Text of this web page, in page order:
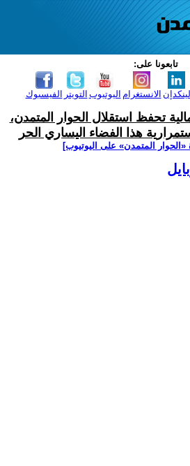
تابعونا على:
الفيسبوك التويتر اليوتيوب الانستغرام لينكدإن
تحفظ استقلال الحوار المتمدن،
هذا الفضاء اليساري الحر
المتمدن» على اليوتيوب]